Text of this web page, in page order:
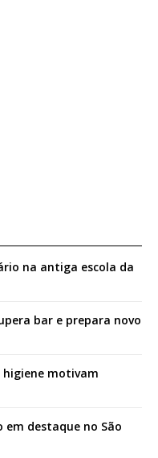
na antiga escola da
bar e prepara novo
higiene motivam
destaque no São